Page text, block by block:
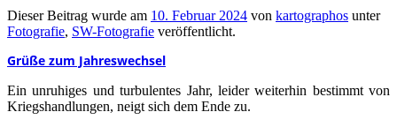
Dieser Beitrag wurde am 10. Februar 2024 von kartographos unter
Fotografie, SW-Fotografie veröffentlicht.
Grüße zum Jahreswechsel
Ein unruhiges und turbulentes Jahr, leider weiterhin bestimmt von
Kriegshandlungen, neigt sich dem Ende zu.